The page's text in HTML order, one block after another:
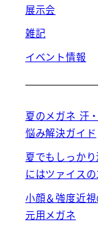
展示会
雑記
イベント情報
夏のメガネ 汗
悩み解決ガイド
夏でもしっか
にはツァイス
小顔＆強度近
元用メガネ